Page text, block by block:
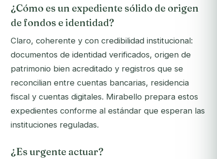
¿Cómo es un expediente sólido de origen
de fondos e identidad?
Claro, coherente y con credibilidad institucional:
documentos de identidad verificados, origen de
patrimonio bien acreditado y registros que se
reconcilian entre cuentas bancarias, residencia
fiscal y cuentas digitales. Mirabello prepara estos
expedientes conforme al estándar que esperan las
instituciones reguladas.
¿Es urgente actuar?